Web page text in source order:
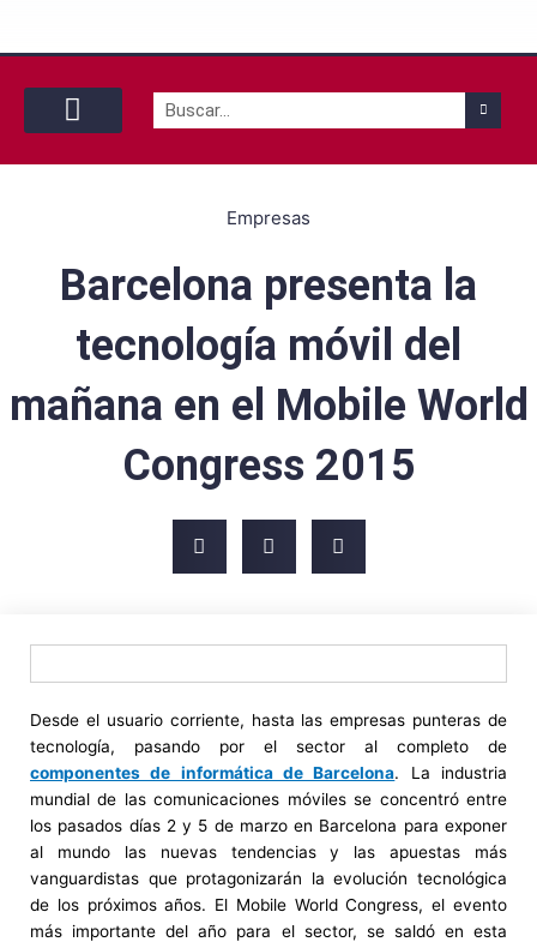
Buscar
Empresas
Barcelona presenta la
tecnología móvil del
mañana en el Mobile World
Congress 2015
Desde el usuario corriente, hasta las empresas punteras de
tecnología, pasando por el sector al completo de
componentes de informática de Barcelona. La industria
mundial de las comunicaciones móviles se concentró entre
los pasados días 2 y 5 de marzo en Barcelona para exponer
al mundo las nuevas tendencias y las apuestas más
vanguardistas que protagonizarán la evolución tecnológica
de los próximos años. El Mobile World Congress, el evento
más importante del año para el sector, se saldó en esta